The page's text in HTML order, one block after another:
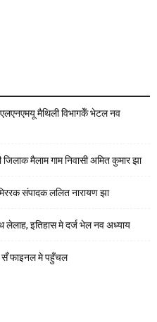
एलएनएमयू मैथिली विभागकेँ भेटल नव
मैलाम गाम निवासी अमित कुमार झा
संपादक ललित नारायण झा
लेलाह, इतिहास मे दर्ज भेल नव अध्याय
सँ फाइनल मे पहुँचल